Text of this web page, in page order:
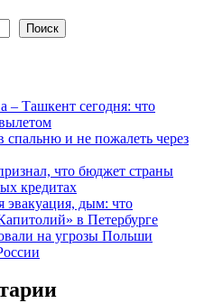
Поиск
– Ташкент сегодня: что
и не пожалеть через
что бюджет страны
кредитах
эвакуация, дым: что
в Петербурге
на угрозы Польши